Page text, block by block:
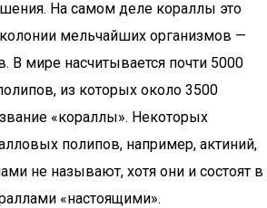
На самом деле кораллы это
мельчайших организмов —
В мире насчитывается почти 5000
из которых около 3500
«кораллы». Некоторых
полипов, например, актиний,
не называют, хотя они и состоят в
«настоящими».